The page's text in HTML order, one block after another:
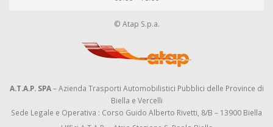
© Atap S.p.a.
A.T.A.P. SPA– Azienda Trasporti Automobilistici Pubblici delle Province di
Biella e Vercelli
Sede Legale e Operativa : Corso Guido Alberto Rivetti, 8/B – 13900 Biella